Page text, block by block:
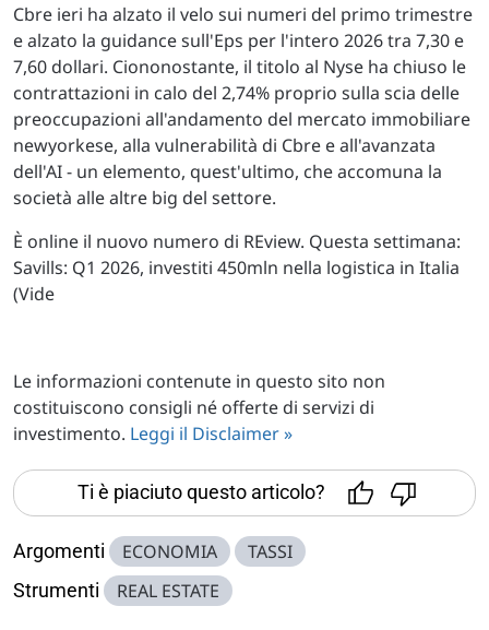
Cbre ieri ha alzato il velo sui numeri del primo trimestre
e alzato la guidance sull'Eps per l'intero 2026 tra 7,30 e
7,60 dollari. Ciononostante, il titolo al Nyse ha chiuso le
contrattazioni in calo del 2,74% proprio sulla scia delle
preoccupazioni all'andamento del mercato immobiliare
newyorkese, alla vulnerabilità di Cbre e all'avanzata
dell'AI - un elemento, quest'ultimo, che accomuna la
società alle altre big del settore.
È online il nuovo numero di REview. Questa settimana:
Savills: Q1 2026, investiti 450mln nella logistica in Italia
(Vide
Le informazioni contenute in questo sito non
costituiscono consigli né offerte di servizi di
investimento. Leggi il Disclaimer »
Ti è piaciuto questo articolo?
Argomenti ECONOMIA TASSI
Strumenti REAL ESTATE